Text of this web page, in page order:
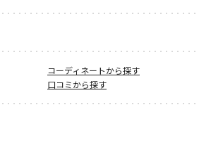
コーディネートから探す
口コミから探す